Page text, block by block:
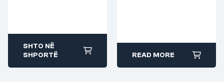
SHTO NË
SHPORTË
READ MORE